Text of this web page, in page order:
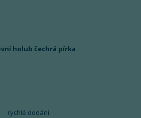
holub čechrá pírka
rychlé dodání